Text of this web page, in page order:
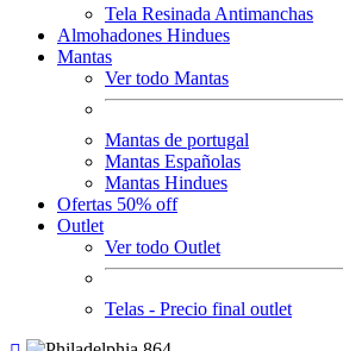
Tela Resinada Antimanchas
Almohadones Hindues
Mantas
Ver todo Mantas
Mantas de portugal
Mantas Españolas
Mantas Hindues
Ofertas 50% off
Outlet
Ver todo Outlet
Telas - Precio final outlet